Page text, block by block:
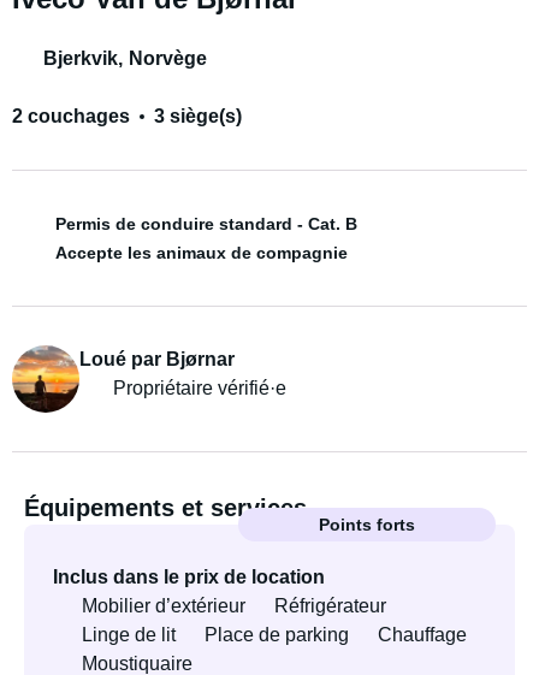
Bjerkvik, Norvège
2 couchages 3 siège(s)
Permis de conduire standard - Cat. B
Accepte les animaux de compagnie
Loué par Bjørnar
Propriétaire vérifié·e
Équipements et services
Points forts
Inclus dans le prix de location
Mobilier d’extérieur
Réfrigérateur
Linge de lit
Place de parking
Chauffage
Moustiquaire